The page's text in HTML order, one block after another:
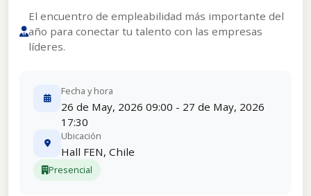
El encuentro de empleabilidad más importante del
año para conectar tu talento con las empresas
líderes.
Fecha y hora
26 de May, 2026 09:00 - 27 de May, 2026
17:30
Ubicación
Hall FEN, Chile
Presencial